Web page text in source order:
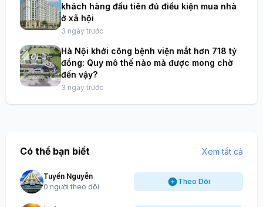
khách hàng đầu tiên đủ điều kiện mua nhà
ở xã hội
3 ngày trước
Hà Nội khởi công bệnh viện mắt hơn 718 tỷ
đồng: Quy mô thế nào mà được mong chờ
đến vậy?
3 ngày trước
Có thể bạn biết Xem tất cả
Tuyến Nguyễn
0 người theo dõi
Theo Dõi